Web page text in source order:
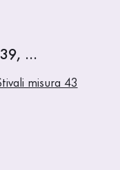
...
misura 43